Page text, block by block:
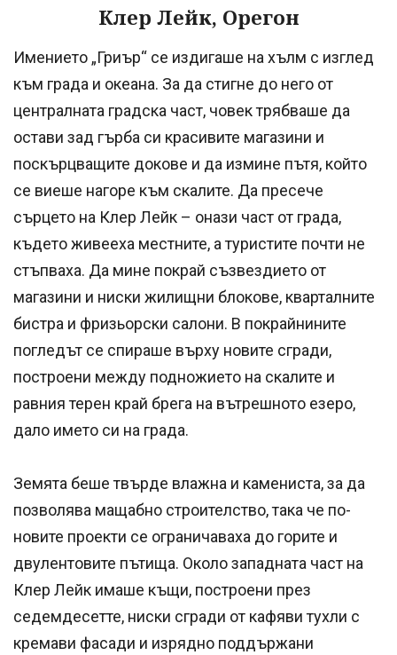
Клер Лейк, Орегон
Имението „Гриър“ се издигаше на хълм с изглед
към града и океана. За да стигне до него от
централната градска част, човек трябваше да
остави зад гърба си красивите магазини и
поскърцващите докове и да измине пътя, който
се виеше нагоре към скалите. Да пресече
сърцето на Клер Лейк – онази част от града,
където живееха местните, а туристите почти не
стъпваха. Да мине покрай съзвездието от
магазини и ниски жилищни блокове, кварталните
бистра и фризьорски салони. В покрайнините
погледът се спираше върху новите сгради,
построени между подножието на скалите и
равния терен край брега на вътрешното езеро,
дало името си на града.
Земята беше твърде влажна и камениста, за да
позволява мащабно строителство, така че по-
новите проекти се ограничаваха до горите и
двулентовите пътища. Около западната част на
Клер Лейк имаше къщи, построени през
седемдесетте, ниски сгради от кафяви тухли с
кремави фасади и изрядно поддържани